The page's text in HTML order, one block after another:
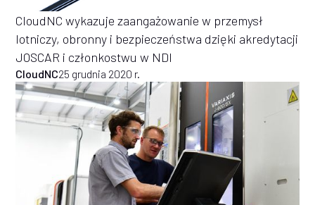
CloudNC wykazuje zaangażowanie w przemysł
lotniczy, obronny i bezpieczeństwa dzięki akredytacji
JOSCAR i członkostwu w NDI
CloudNC25 grudnia 2020 r.